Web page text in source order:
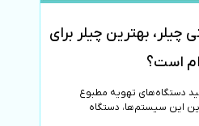
چیلر، بهترین چیلر برای
است؟
دستگاه‌های تهویه مطبوع
این سیستم‌ها، دستگاه